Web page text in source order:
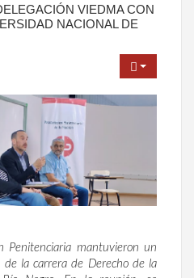
VIEDMA CON
NACIONAL DE
Penitenciaria mantuvieron un
la carrera de Derecho de la